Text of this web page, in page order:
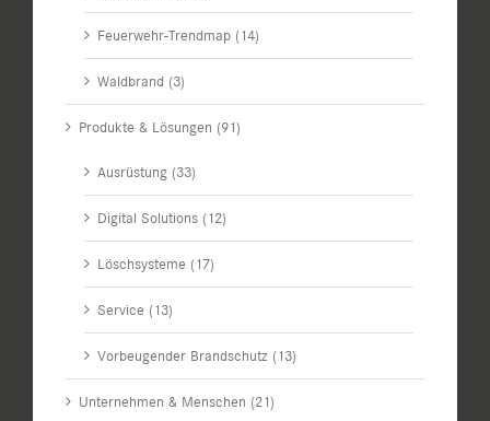
Feuerwehr-Trendmap (14)
Waldbrand (3)
Produkte & Lösungen (91)
Ausrüstung (33)
Digital Solutions (12)
Löschsysteme (17)
Service (13)
Vorbeugender Brandschutz (13)
Unternehmen & Menschen (21)